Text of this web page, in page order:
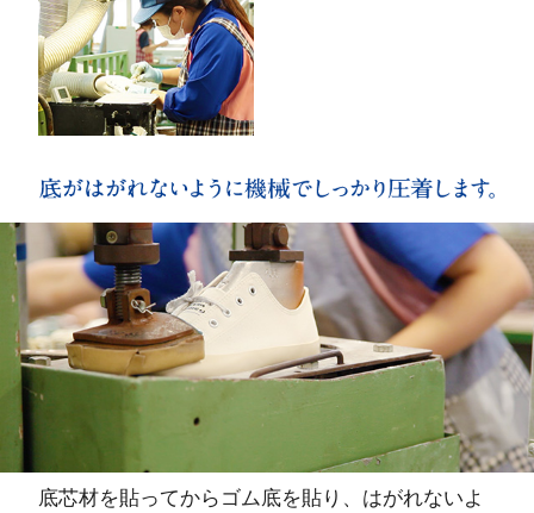
底芯材を貼ってからゴム底を貼り、はがれないよ